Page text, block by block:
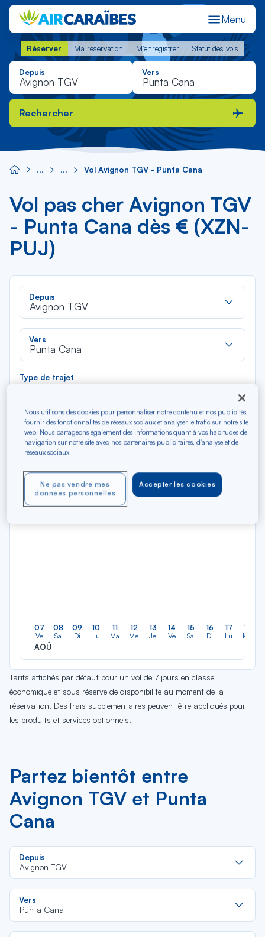
Menu
Réserver Ma réservation M'enregistrer Statut des vols
Réserver Ma réservation M'enregistrer Statut des vols
Depuis Vers
Rechercher
Vol Avignon TGV - Punta Cana
Vol pas cher Avignon TGV
- Punta Cana dès € (XZN-
PUJ)
Depuis
Avignon TGV
Vers
Punta Cana
Type de trajet
Filtrer Vider
Précédent
N/A*
Aller / Retour — Économique
07
Ve
AOÛ
08
Sa
09
Di
10
Lu
11
Ma
12
Me
13
Je
14
Ve
15
Sa
16
Di
17
Lu
18
Ma
Tarifs affichés par défaut pour un vol de 7 jours en classe
économique et sous réserve de disponibilité au moment de la
réservation. Des frais supplémentaires peuvent être appliqués pour
les produits et services optionnels.
Partez bientôt entre
Avignon TGV et Punta
Cana
Depuis
Avignon TGV
Vers
Punta Cana
Nous utilisons des cookies pour personnaliser notre contenu et nos publicités,
fournir des fonctionnalités de réseaux sociaux et analyser le trafic sur notre site
web. Nous partageons également des informations quant à vos habitudes de
navigation sur notre site avec nos partenaires publicitaires, d'analyse et de
réseaux sociaux.
Accepter les cookies
Ne pas vendre mes
données personnelles